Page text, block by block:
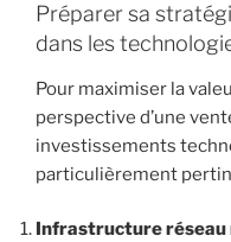
Préparer sa
dans les
Pour maximiser la
perspective d’une
investissements
particulièrement
Infrastructure réseau